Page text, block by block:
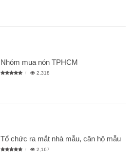
Nhóm mua nón TPHCM
2,318
Tổ chức ra mắt nhà mẫu, căn hộ mẫu
2,167